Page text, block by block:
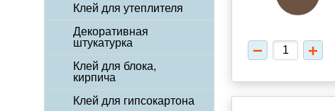
Клей для утеплителя
Декоративная
штукатурка
Клей для блока,
кирпича
Клей для гипсокартона